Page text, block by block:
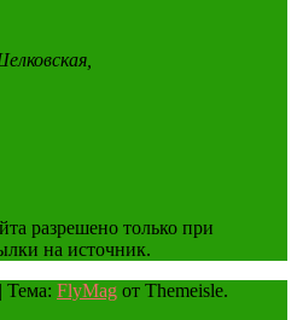
разрешено только при
на источник.
| Тема: FlyMag от Themeisle.